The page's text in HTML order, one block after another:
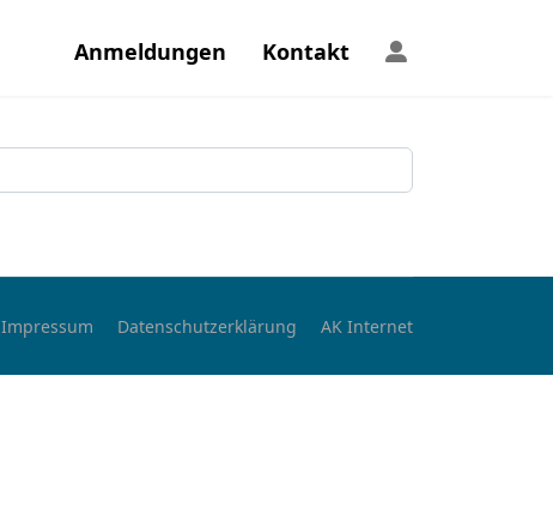
Anmeldungen Kontakt
Impressum Datenschutzerklärung AK Internet